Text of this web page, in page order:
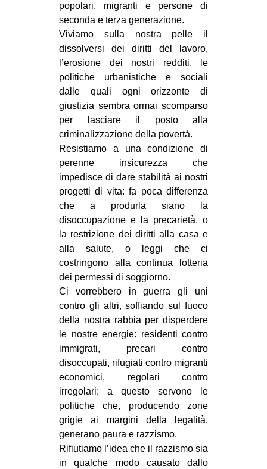
INTERNAZIONALE
AFRICA
AMERICHE
ESTREMO ORIENTE
EUROPA
MEDIO ORIENTE
MONDO
EVENTI
in
Fb
tw
bsky
ms
SEARCH
popolari, migranti e persone di
seconda e terza generazione.
Viviamo sulla nostra pelle il
dissolversi dei diritti del lavoro,
l’erosione dei nostri redditi, le
politiche urbanistiche e sociali
dalle quali ogni orizzonte di
giustizia sembra ormai scomparso
per lasciare il posto alla
criminalizzazione della povertà.
Resistiamo a una condizione di
perenne insicurezza che
impedisce di dare stabilità ai nostri
progetti di vita: fa poca differenza
che a produrla siano la
disoccupazione e la precarietà, o
la restrizione dei diritti alla casa e
alla salute, o leggi che ci
costringono alla continua lotteria
dei permessi di soggiorno.
Ci vorrebbero in guerra gli uni
contro gli altri, soffiando sul fuoco
della nostra rabbia per disperdere
le nostre energie: residenti contro
immigrati, precari contro
disoccupati, rifugiati contro migranti
economici, regolari contro
irregolari; a questo servono le
politiche che, producendo zone
grigie ai margini della legalità,
generano paura e razzismo.
Rifiutiamo l’idea che il razzismo sia
in qualche modo causato dallo